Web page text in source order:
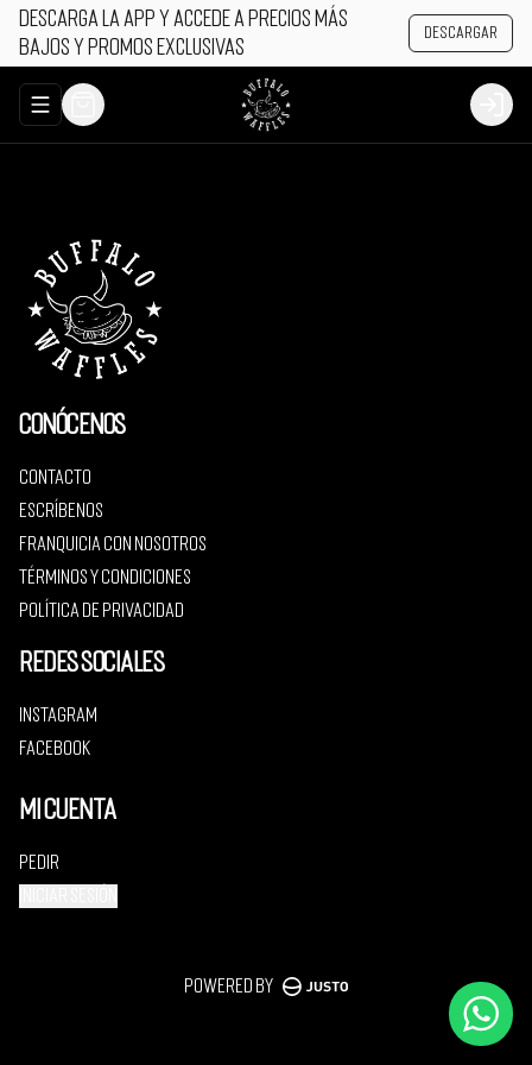
Descarga la app y accede a precios más
bajos y promos exclusivas
Descargar
Abrir menu de navegación Login
Conócenos
Contacto
Escríbenos
Franquicia con nosotros
Términos y condiciones
Política de privacidad
Redes sociales
Instagram
Facebook
Mi cuenta
Pedir
Powered by